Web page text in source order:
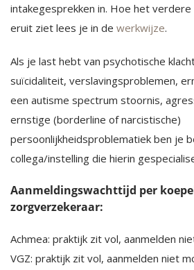
intakegesprekken in. Hoe het
eruit ziet lees je in de werkwijze.
Als je last hebt van psychotische
suïcidaliteit, verslavingsproblemen,
een autisme spectrum stoornis,
ernstige (borderline of narcistische)
persoonlijkheidsproblematiek ben je
collega/instelling die hierin
Aanmeldingswachttijd per
zorgverzekeraar:
Achmea: praktijk zit vol, aanmelden
VGZ: praktijk zit vol, aanmelden niet